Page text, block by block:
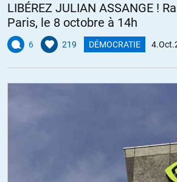
LIBÉREZ JULIAN ASSANGE !
Paris, le 8 octobre à 14h
6 219 DÉMOCRATIE